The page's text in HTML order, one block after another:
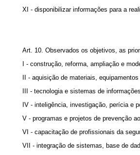
XI - disponibilizar informações para a
Art. 10. Observados os objetivos, as
I - construção, reforma, ampliação e
II - aquisição de materiais,
III - tecnologia e sistemas de
IV - inteligência, investigação, perícia e
V - programas e projetos de prevenção
VI - capacitação de profissionais da
VII - integração de sistemas, base de